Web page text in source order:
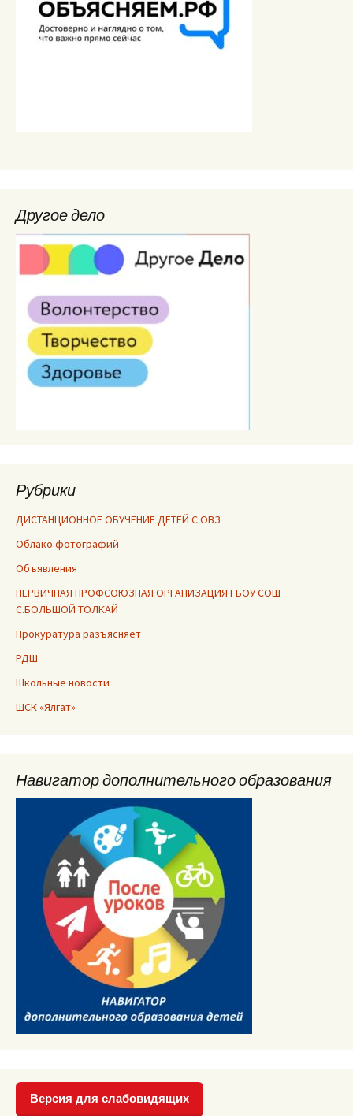
Другое дело
Рубрики
ДИСТАНЦИОННОЕ ОБУЧЕНИЕ ДЕТЕЙ С ОВЗ
Облако фотографий
Объявления
ПЕРВИЧНАЯ ПРОФСОЮЗНАЯ ОРГАНИЗАЦИЯ ГБОУ СОШ
С.БОЛЬШОЙ ТОЛКАЙ
Прокуратура разъясняет
РДШ
Школьные новости
ШСК «Ялгат»
Навигатор дополнительного образования
Версия для слабовидящих